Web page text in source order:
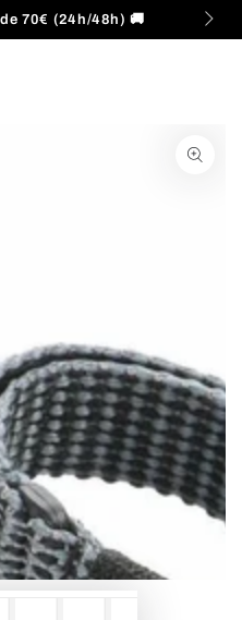
70€ (24h/48h) 🚚
Abrir
}}